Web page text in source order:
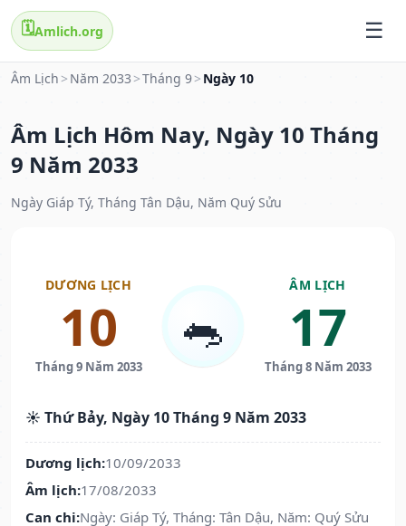
🗓️Amlich.org
Âm Lịch > Năm 2033 >Tháng 9> Ngày 10
Âm Lịch Hôm Nay, Ngày 10 Tháng
9 Năm 2033
Ngày Giáp Tý, Tháng Tân Dậu, Năm Quý Sửu
DƯƠNG LỊCH
10
Tháng 9 Năm 2033
🐀
ÂM LỊCH
17
Tháng 8 Năm 2033
☀️ Thứ Bảy, Ngày 10 Tháng 9 Năm 2033
Dương lịch:10/09/2033
Âm lịch:17/08/2033
Can chi:Ngày: Giáp Tý, Tháng: Tân Dậu, Năm: Quý Sửu